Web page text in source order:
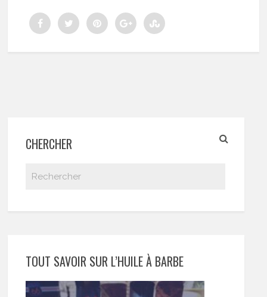
CHERCHER
TOUT SAVOIR SUR L’HUILE À BARBE